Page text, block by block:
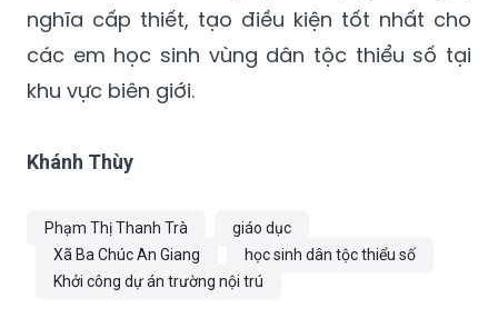
nghĩa cấp thiết, tạo điều kiện tốt nhất cho
các em học sinh vùng dân tộc thiểu số tại
khu vực biên giới.
Khánh Thùy
Phạm Thị Thanh Trà
giáo dục
Xã Ba Chúc An Giang
học sinh dân tộc thiểu số
Khởi công dự án trường nội trú